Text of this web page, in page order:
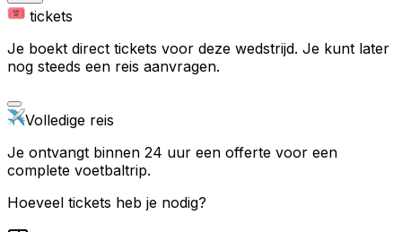
tickets
Je boekt direct tickets voor deze wedstrijd. Je kunt later
nog steeds een reis aanvragen.
Volledige reis
Je ontvangt binnen 24 uur een offerte voor een
complete voetbaltrip.
Hoeveel tickets heb je nodig?